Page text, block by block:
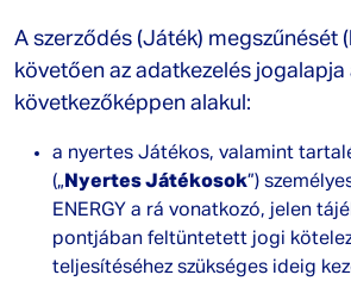
A szerződés (Játék) megszűnését
követően az adatkezelés jogalapja
következőképpen alakul:
a nyertes Játékos, valamint
(„ Nyertes Játékosok”)
ENERGY a rá vonatkozó, jelen
pontjában feltüntetett jogi
teljesítéséhez szükséges ideig